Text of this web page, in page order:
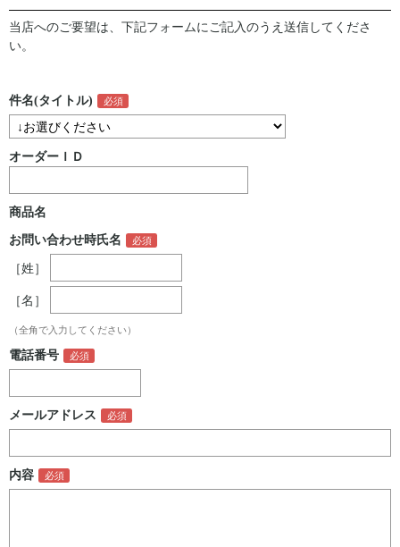
当店へのご要望は、下記フォームにご記入のうえ送信してくださ
い。
件名(タイトル)
オーダーＩＤ
商品名
お問い合わせ時氏名
［姓］
［名］
（全角で入力してください）
電話番号
メールアドレス
内容